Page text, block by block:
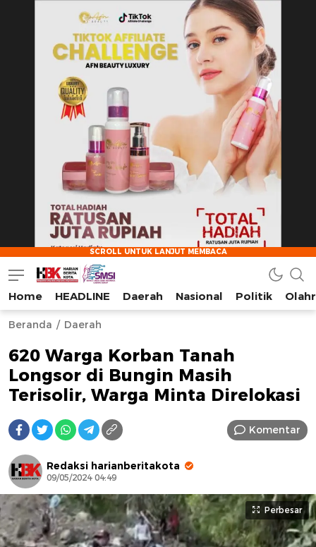
HarianBeritaKota
Mengabarkan Setiap Detil, Sudut, dan Cerita Kota
Home HEADLINE Daerah Nasional Politik
Beranda Daerah
620 Warga Korban Tanah
Longsor di Bungin Masih
Terisolir, Warga Minta Direlokasi
Komentar
Redaksi harianberitakota
09/05/2024 04:49
Perbesar